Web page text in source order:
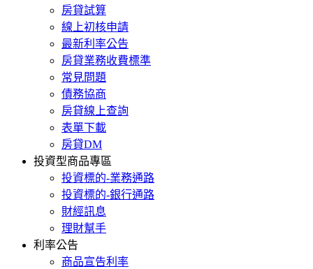
房貸試算
線上初核申請
最新利率公告
房貸業務收費標準
常見問題
債務協商
房貸線上查詢
表單下載
房貸DM
投資型商品專區
投資標的-業務通路
投資標的-銀行通路
財經訊息
理財幫手
利率公告
商品宣告利率